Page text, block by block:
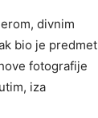
divnim
bio je predmet
fotografije
iza